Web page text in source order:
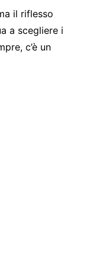
il riflesso
a scegliere i
c’è un